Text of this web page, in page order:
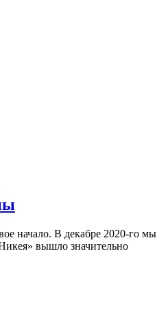
начало. В декабре 2020-го мы
вышло значительно